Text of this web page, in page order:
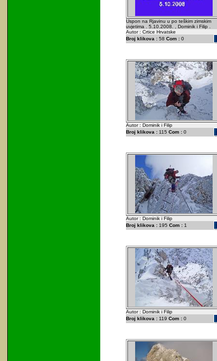
Uspon na Rjavinu u po teškim zimskim
uvjetima . 5.10.2008. , Dominik i Filip .
Autor : Crtice Hrvatske
Broj klikova :58 Com :0
Autor : Dominik i Filip
Broj klikova :115 Com :0
Autor : Dominik i Filip
Broj klikova :195 Com :1
Autor : Dominik i Filip
Broj klikova :119 Com :0